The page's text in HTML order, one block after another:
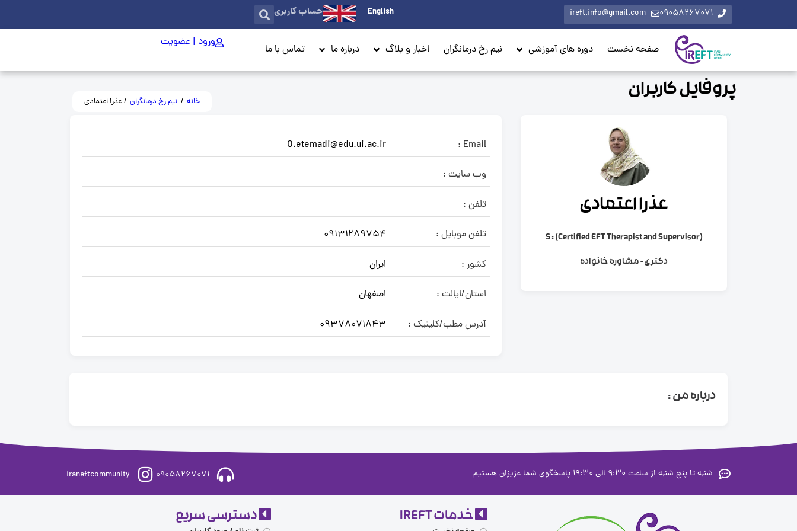
09058267071
ireft.info@gmail.com
English حساب کاربری
صفحه نخست دوره های آموزشی نیم رخ درمانگران اخبار و بلاگ درباره ما تماس با ما
ورود | عضویت
پروفایل کاربران خانه / نیم رخ درمانگران / عذرا اعتمادی
عذرا اعتمادی
S : (Certified EFT Therapist and Supervisor)
دکتری - مشاوره خانواده
Email :
O.etemadi@edu.ui.ac.ir
وب سایت :
تلفن :
تلفن موبایل : 09131289754
کشور : ایران
استان/ایالت : اصفهان
آدرس مطب/کلینیک : 09378071843
درباره من :
شنبه تا پنج شنبه از ساعت 9:30 الی 19:30 پاسخگوی شما عزیزان هستیم 09058267071
iraneftcommunity
خدمات IREFT دسترسی سریع